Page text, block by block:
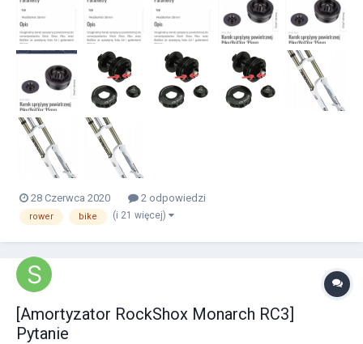
pierścień wyjąć i wstawić coś innego...
28 Czerwca 2020 2 odpowiedzi
rower bike (i 21 więcej)
[Amortyzator RockShox Monarch RC3]
Pytanie